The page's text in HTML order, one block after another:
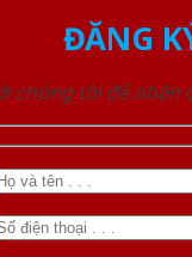
ĐĂNG
chúng tôi để